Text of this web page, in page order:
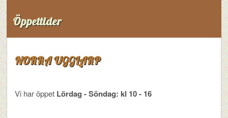
Öppettider
NORRA UGGLARP
Vi har öppet Lördag - Söndag: kl 10 - 16